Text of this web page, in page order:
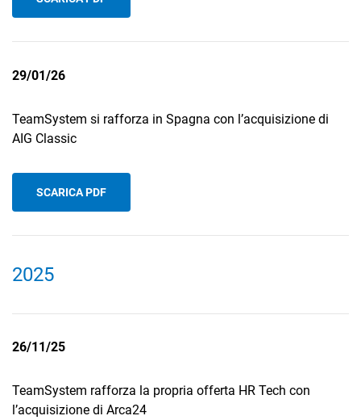
29/01/26
TeamSystem si rafforza in Spagna con l’acquisizione di
AIG Classic
SCARICA PDF
2025
26/11/25
TeamSystem rafforza la propria offerta HR Tech con
l’acquisizione di Arca24